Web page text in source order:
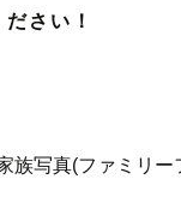
さい！